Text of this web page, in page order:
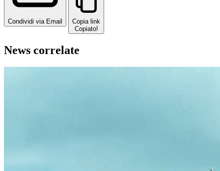
Condividi via Email
Copia link
Copiato!
News correlate